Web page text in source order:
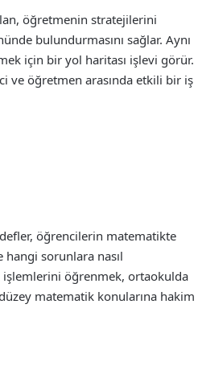
öğretmenin stratejilerini
bulundurmasını sağlar. Aynı
için bir yol haritası işlevi görür.
ve öğretmen arasında etkili bir iş
öğrencilerin matematikte
hangi sorunlara nasıl
işlemlerini öğrenmek, ortaokulda
matematik konularına hakim